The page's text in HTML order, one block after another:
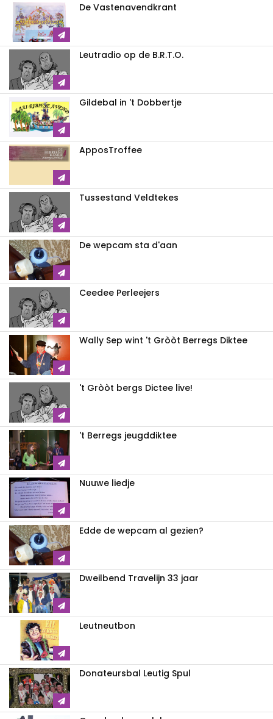
De Vastenavendkrant
Leutradio op de B.R.T.O.
Gildebal in 't Dobbertje
ApposTroffee
Tussestand Veldtekes
De wepcam sta d'aan
Ceedee Perleejers
Wally Sep wint 't Gròòt Berregs Diktee
't Gròòt bergs Dictee live!
't Berregs jeugddiktee
Nuuwe liedje
Edde de wepcam al gezien?
Dweilbend Travelijn 33 jaar
Leutneutbon
Donateursbal Leutig Spul